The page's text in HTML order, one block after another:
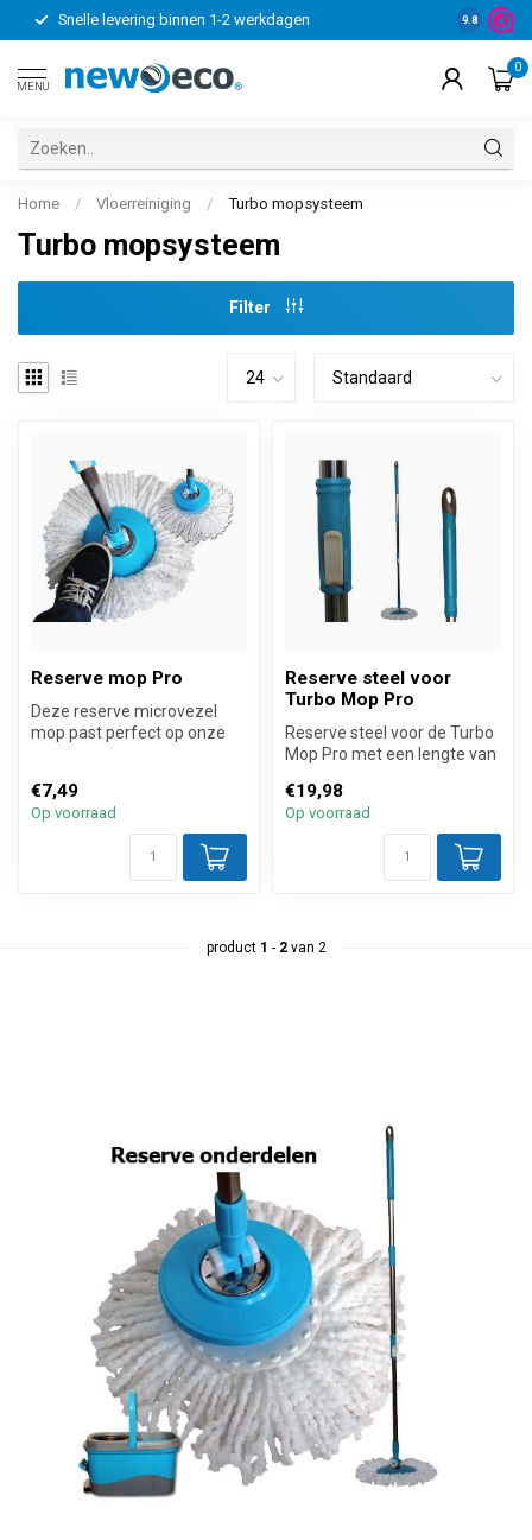
Snelle levering binnen 1-2 werkdagen 9.8
MENU
0
Home / Vloerreiniging / Turbo mopsysteem
Turbo mopsysteem
Filter
Reserve mop Pro
Deze reserve microvezel
mop past perfect op onze
€7,49
Op voorraad
Reserve steel voor
Turbo Mop Pro
Reserve steel voor de Turbo
Mop Pro met een lengte van
€19,98
Op voorraad
product 1 - 2van 2